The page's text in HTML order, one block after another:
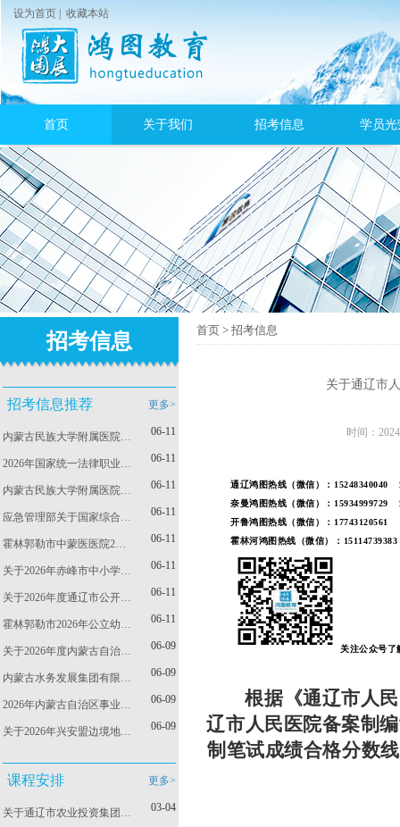
设为首页 收藏本站
首页 关于我们 招考信息 学员光
招考信息
招考信息推荐 更多>
06-11
内蒙古民族大学附属医院…
06-11
2026年国家统一法律职业…
06-11
内蒙古民族大学附属医院…
06-11
应急管理部关于国家综合…
06-11
霍林郭勒市中蒙医医院2…
06-11
关于2026年赤峰市中小学…
06-11
关于2026年度通辽市公开…
06-11
霍林郭勒市2026年公立幼…
06-09
关于2026年度内蒙古自治…
06-09
内蒙古水务发展集团有限…
06-09
2026年内蒙古自治区事业…
06-09
关于2026年兴安盟边境地…
课程安排 更多>
03-04
关于通辽市农业投资集团…
首页 > 招考信息
关于通辽市
时间：
通辽鸿图热线（微信）： 15248340040
奈曼鸿图热线（微信）：15934999729
开鲁鸿图热线（微信）：
霍林河鸿图热线（微信）：15114739383
关注公众号了
根据《通辽市人
辽市人民医院备案制
制笔试成绩合格分数